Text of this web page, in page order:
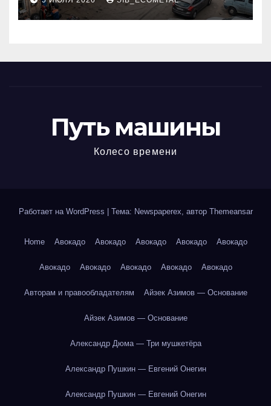
МКАД
Путь машины
Колесо времени
Работает на WordPress Тема: Newspaperex, автор Themeansar
Home Авокадо Авокадо Авокадо Авокадо Авокадо
Авокадо Авокадо Авокадо Авокадо Авокадо
Авторам и правообладателям Айзек Азимов — Основание
Айзек Азимов — Основание
Александр Дюма — Три мушкетёра
Александр Пушкин — Евгений Онегин
Александр Пушкин — Евгений Онегин